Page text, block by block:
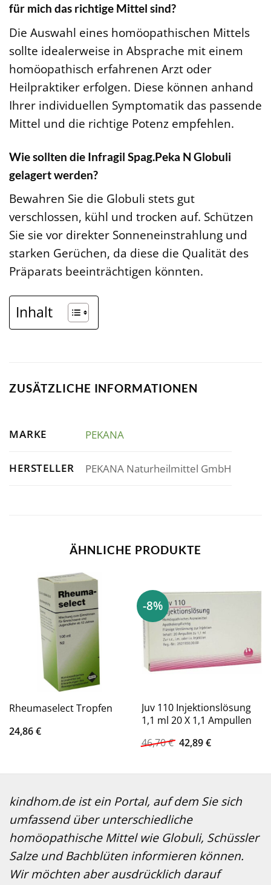
für mich das richtige Mittel sind?
Die Auswahl eines homöopathischen Mittels
sollte idealerweise in Absprache mit einem
homöopathisch erfahrenen Arzt oder
Heilpraktiker erfolgen. Diese können anhand
Ihrer individuellen Symptomatik das passende
Mittel und die richtige Potenz empfehlen.
Wie sollten die Infragil Spag.Peka N Globuli
gelagert werden?
Bewahren Sie die Globuli stets gut
verschlossen, kühl und trocken auf. Schützen
Sie sie vor direkter Sonneneinstrahlung und
starken Gerüchen, da diese die Qualität des
Präparats beeinträchtigen könnten.
Inhalt
ZUSÄTZLICHE INFORMATIONEN
MARKE PEKANA
HERSTELLER PEKANA Naturheilmittel GmbH
ÄHNLICHE PRODUKTE
Rheumaselect Tropfen
24,86€
-8%
Juv 110 Injektionslösung
1,1 ml 20 X 1,1 Ampullen
46,70€ Ursprünglicher
Preis
46,70 €
42,89€Aktueller
42,89 €.
kindhom.de ist ein Portal, auf dem Sie sich
umfassend über unterschiedliche
homöopathische Mittel wie Globuli, Schüssler
Salze und Bachblüten informieren können.
Wir möchten aber ausdrücklich darauf